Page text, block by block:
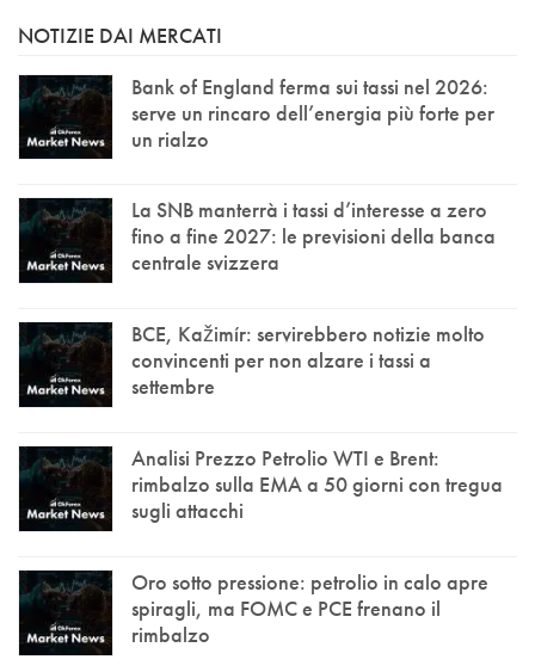
NOTIZIE DAI MERCATI
Bank of England ferma sui tassi nel 2026:
serve un rincaro dell’energia più forte per
un rialzo
La SNB manterrà i tassi d’interesse a zero
fino a fine 2027: le previsioni della banca
centrale svizzera
BCE, Kažimír: servirebbero notizie molto
convincenti per non alzare i tassi a
settembre
Analisi Prezzo Petrolio WTI e Brent:
rimbalzo sulla EMA a 50 giorni con tregua
sugli attacchi
Oro sotto pressione: petrolio in calo apre
spiragli, ma FOMC e PCE frenano il
rimbalzo